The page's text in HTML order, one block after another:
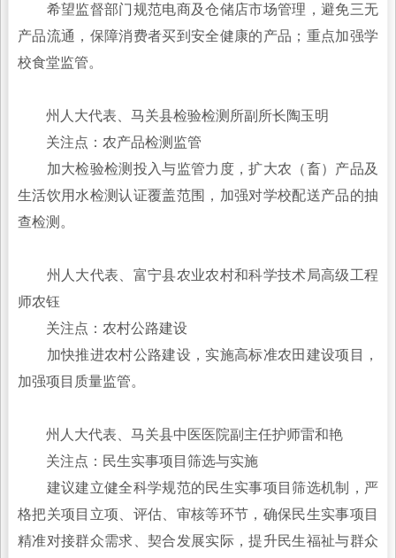
希望监督部门规范电商及仓储店市场管理，避免三无
产品流通，保障消费者买到安全健康的产品；重点加强学
校食堂监管。
州人大代表、马关县检验检测所副所长陶玉明
关注点：农产品检测监管
加大检验检测投入与监管力度，扩大农（畜）产品及
生活饮用水检测认证覆盖范围，加强对学校配送产品的抽
查检测。
州人大代表、富宁县农业农村和科学技术局高级工程
师农钰
关注点：农村公路建设
加快推进农村公路建设，实施高标准农田建设项目，
加强项目质量监管。
州人大代表、马关县中医医院副主任护师雷和艳
关注点：民生实事项目筛选与实施
建议建立健全科学规范的民生实事项目筛选机制，严
格把关项目立项、评估、审核等环节，确保民生实事项目
精准对接群众需求、契合发展实际，提升民生福祉与群众